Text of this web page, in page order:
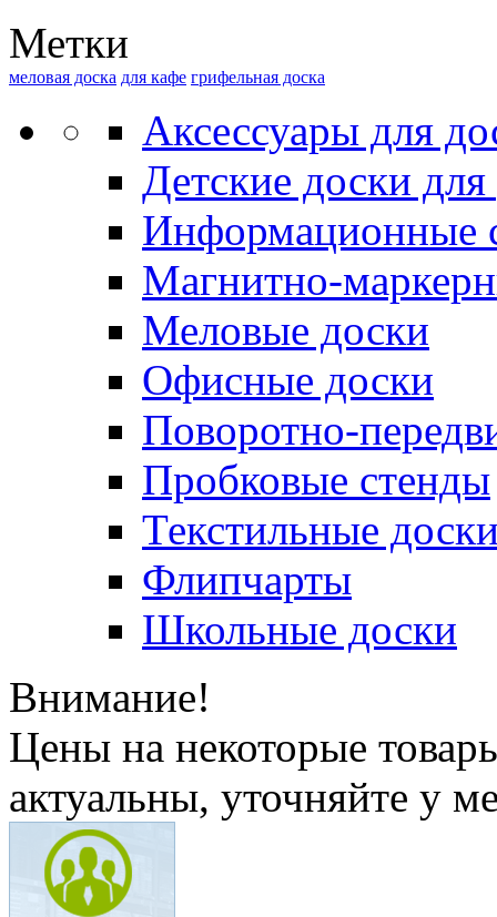
Метки
меловая доска для кафе грифельная доска
Аксессуары для
Детские доски
Информационные
Магнитно-
Меловые доски
Офисные доски
Поворотно-
Пробковые стенды
Текстильные
Флипчарты
Школьные доски
Внимание!
Цены на некоторые
актуальны, уточняйте у